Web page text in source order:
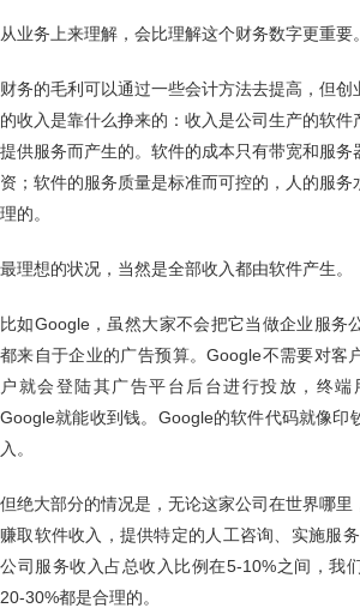
从业务上来理解，会比理解这个财务数字更重要。
财务的毛利可以通过一些会计方法去提高，但创
的收入是靠什么挣来的：收入是公司生产的软件
提供服务而产生的。软件的成本只有带宽和服务
资；软件的服务质量是标准而可控的，人的服务
理的。
最理想的状况，当然是全部收入都由软件产生。
比如Google，虽然大家不会把它当做企业服务
都来自于企业的广告预算。Google不需要对客
户就会登陆其广告平台后台进行投放，终端
Google就能收到钱。Google的软件代码就像印
入。
但绝大部分的情况是，无论这家公司在世界哪里
赚取软件收入，提供特定的人工咨询、实施服
公司服务收入占总收入比例在5-10%之间，我
20-30%都是合理的。